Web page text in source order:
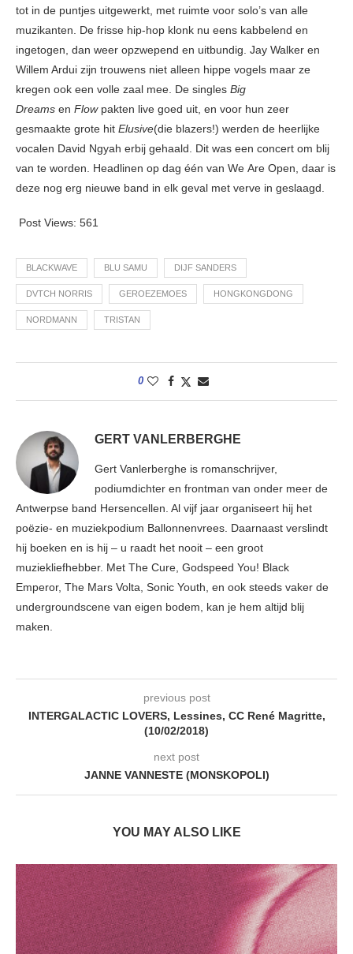
tot in de puntjes uitgewerkt, met ruimte voor solo’s van alle
muzikanten. De frisse hip-hop klonk nu eens kabbelend en
ingetogen, dan weer opzwepend en uitbundig. Jay Walker en
Willem Ardui zijn trouwens niet alleen hippe vogels maar ze
kregen ook een volle zaal mee. De singles Big
Dreams en Flowpakten live goed uit, en voor hun zeer
gesmaakte grote hit Elusive(die blazers!) werden de heerlijke
vocalen David Ngyah erbij gehaald. Dit was een concert om blij
van te worden. Headlinen op dag één van We Are Open, daar is
deze nog erg nieuwe band in elk geval met verve in geslaagd.
Post Views: 561
BLACKWAVE BLU SAMU DIJF SANDERS
DVTCH NORRIS GEROEZEMOES HONGKONGDONG
NORDMANN TRISTAN
0
GERT VANLERBERGHE
Gert Vanlerberghe is romanschrijver,
podiumdichter en frontman van onder meer de
Antwerpse band Hersencellen. Al vijf jaar organiseert hij het
poëzie- en muziekpodium Ballonnenvrees. Daarnaast verslindt
hij boeken en is hij – u raadt het nooit – een groot
muziekliefhebber. Met The Cure, Godspeed You! Black
Emperor, The Mars Volta, Sonic Youth, en ook steeds vaker de
undergroundscene van eigen bodem, kan je hem altijd blij
maken.
previous post
INTERGALACTIC LOVERS, Lessines, CC René Magritte,
(10/02/2018)
next post
JANNE VANNESTE (MONSKOPOLI)
YOU MAY ALSO LIKE